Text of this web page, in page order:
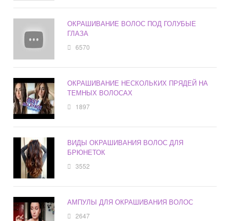
ОКРАШИВАНИЕ ВОЛОС ПОД ГОЛУБЫЕ
ГЛАЗА
6570
ОКРАШИВАНИЕ НЕСКОЛЬКИХ ПРЯДЕЙ НА
ТЕМНЫХ ВОЛОСАХ
1897
ВИДЫ ОКРАШИВАНИЯ ВОЛОС ДЛЯ
БРЮНЕТОК
3552
АМПУЛЫ ДЛЯ ОКРАШИВАНИЯ ВОЛОС
2647